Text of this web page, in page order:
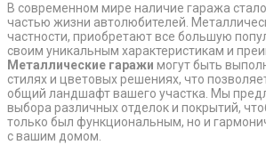
В современном мире наличие гаража
частью жизни автолюбителей.
частности, приобретают все большую
своим уникальным характеристикам и
Металлические гаражи могут быть
стилях и цветовых решениях, что
общий ландшафт вашего участка. Мы
выбора различных отделок и покрытий,
только был функциональным, но и
с вашим домом.